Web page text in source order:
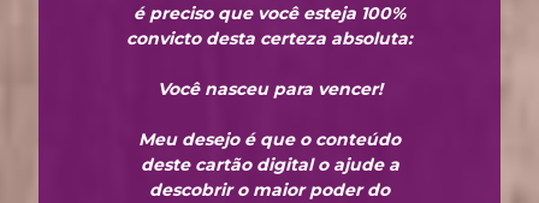
é preciso que você esteja 100%
convicto desta certeza absoluta:
Você nasceu para vencer!
Meu desejo é que o conteúdo
deste cartão digital o ajude a
descobrir o maior poder do